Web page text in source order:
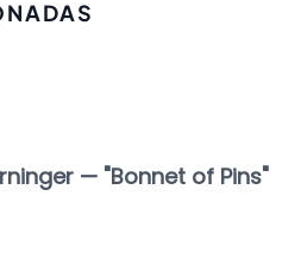
— "Bonnet of Pins"